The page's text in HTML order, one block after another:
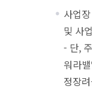
사업
및 사
- 단,
워라
정장